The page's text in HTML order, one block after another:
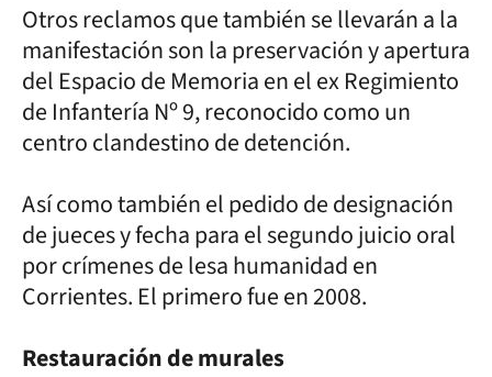
Otros reclamos que también se llevarán a la
manifestación son la preservación y apertura
del Espacio de Memoria en el ex Regimiento
de Infantería Nº 9, reconocido como un
centro clandestino de detención.
Así como también el pedido de designación
de jueces y fecha para el segundo juicio oral
por crímenes de lesa humanidad en
Corrientes. El primero fue en 2008.
Restauración de murales